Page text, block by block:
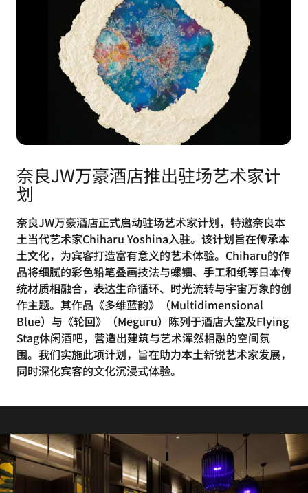
奈良JW万豪酒店推出驻场艺术家计
划
奈良JW万豪酒店正式启动驻场艺术家计划，特邀奈良本
土当代艺术家Chiharu Yoshina入驻。该计划旨在传承本
土文化，为宾客打造富有意义的艺术体验。Chiharu的作
品将细腻的彩色铅笔叠画技法与螺钿、手工和纸等日本传
统材质相融合，表达生命循环、时光流转与宇宙万象的创
作主题。其作品《多维蓝韵》（Multidimensional
Blue）与《轮回》（Meguru）陈列于酒店大堂及Flying
Stag休闲酒吧，营造出建筑与艺术浑然相融的空间氛
围。我们实施此项计划，旨在助力本土新锐艺术家发展，
同时深化宾客的文化沉浸式体验。